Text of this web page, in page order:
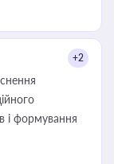
+2
і формування